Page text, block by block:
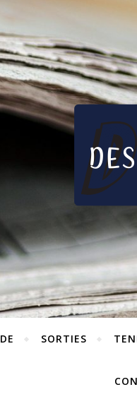
SORTIES